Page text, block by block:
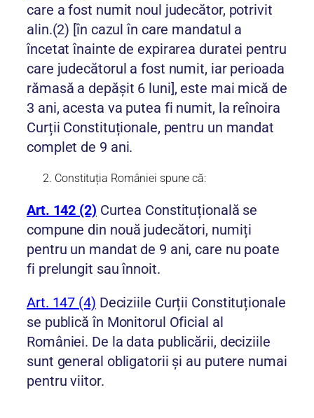
care a fost numit noul judecător, potrivit
alin.(2) [în cazul în care mandatul a
încetat înainte de expirarea duratei pentru
care judecătorul a fost numit, iar perioada
rămasă a depășit 6 luni], este mai mică de
3 ani, acesta va putea fi numit, la reînoira
Curții Constituționale, pentru un mandat
complet de 9 ani.
Constituția României spune că:
Art. 142 (2) Curtea Constituțională se
compune din nouă judecători, numiți
pentru un mandat de 9 ani, care nu poate
fi prelungit sau înnoit.
Art. 147 (4) Deciziile Curții Constituționale
se publică în Monitorul Oficial al
României. De la data publicării, deciziile
sunt general obligatorii și au putere numai
pentru viitor.